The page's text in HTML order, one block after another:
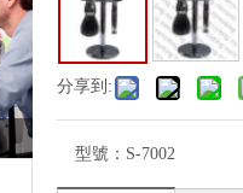
分享到:
型號： S-7002